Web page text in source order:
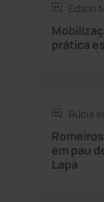
Saúde
Seabra
Sítio do
Sudoeste
Edson
prática
Rúbia
em pau
Lapa